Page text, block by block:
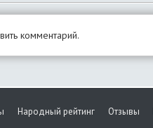
комментарий.
Народный рейтинг Отзывы